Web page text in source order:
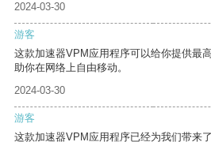
2024-03-30
游客
这款加速器VPM应用程序可以给你提供最
助你在网络上自由移动。
2024-03-30
游客
这款加速器VPM应用程序已经为我们带来